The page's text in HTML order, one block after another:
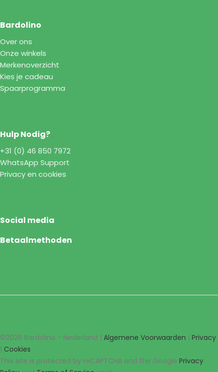
Bardolino
Over ons
Onze winkels
Merkenoverzicht
Kies je cadeau
Spaarprogramma
Hulp Nodig?
+31 (0) 46 850 7972
WhatsApp Support
Privacy en cookies
Social media
Betaalmethoden
©2026 Bardolino - Nederland | Algemene Voorwaarden | Privacy
| Cookies
This site is protected by reCAPTCHA and the Google Privacy